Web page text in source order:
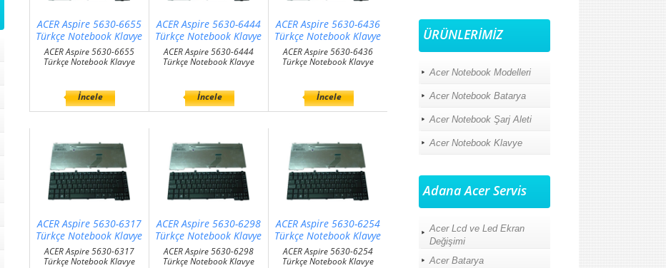
ACER Aspire 5630-6655
Türkçe Notebook Klavye
ACER Aspire 5630-6655
Türkçe Notebook Klavye
İncele
ACER Aspire 5630-6444
Türkçe Notebook Klavye
ACER Aspire 5630-6444
Türkçe Notebook Klavye
İncele
ACER Aspire 5630-6436
Türkçe Notebook Klavye
ACER Aspire 5630-6436
Türkçe Notebook Klavye
İncele
ACER Aspire 5630-6317
Türkçe Notebook Klavye
ACER Aspire 5630-6317
Türkçe Notebook Klavye
ACER Aspire 5630-6298
Türkçe Notebook Klavye
ACER Aspire 5630-6298
Türkçe Notebook Klavye
ACER Aspire 5630-6254
Türkçe Notebook Klavye
ACER Aspire 5630-6254
Türkçe Notebook Klavye
ÜRÜNLERİMİZ
Acer Notebook Modelleri
Acer Notebook Batarya
Acer Notebook Şarj Aleti
Acer Notebook Klavye
Adana Acer Servis
Acer Lcd ve Led Ekran
Değişimi
Acer Batarya